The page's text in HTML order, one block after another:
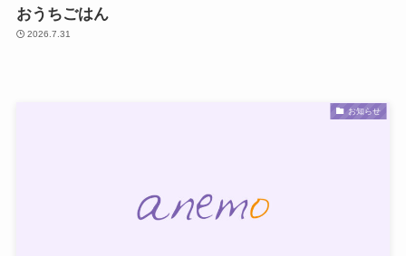
おうちごはん
2026.7.31
お知らせ